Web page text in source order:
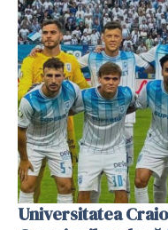
Universitatea